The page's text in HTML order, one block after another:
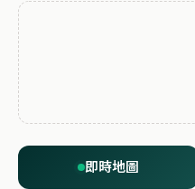
即時地圖